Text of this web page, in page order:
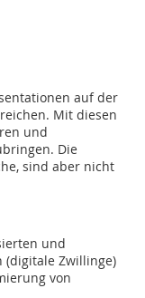
auf der
Mit diesen
und
Die
sind aber nicht
und
(digitale Zwillinge)
von